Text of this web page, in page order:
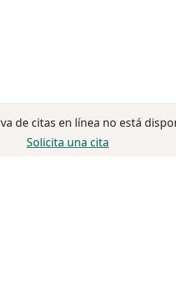
de citas en línea no está
Solicita una cita